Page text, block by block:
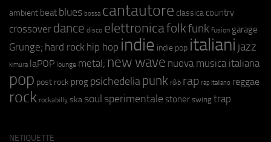
ambient beat blues bossa cantautore classica country
crossover dance disco elettronicafolkfunk fusion garage
Grunge; hard rock hip hop indie indie pop italiani jazz
kimura laPOP lounge metal; new wave nuova musica italiana
pop post rock prog psichedeliapunk r&b rap rap italiano reggae
rock rockabilly ska soul sperimentale stoner swing trap
NETIQUETTE